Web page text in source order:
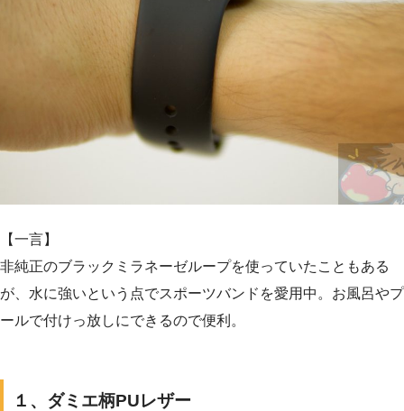
【一言】
非純正のブラックミラネーゼループを使っていたこともある
が、水に強いという点でスポーツバンドを愛用中。お風呂やプ
ールで付けっ放しにできるので便利。
１、ダミエ柄PUレザー